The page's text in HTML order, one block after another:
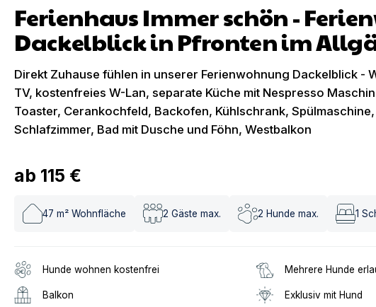
Ferienhaus Immer schön -
Dackelblick in Pfronten im
Direkt Zuhause fühlen in unserer Ferienwohnung Dackelblick -
TV, kostenfreies W-Lan, separate Küche mit Nespresso
Toaster, Cerankochfeld, Backofen, Kühlschrank,
Schlafzimmer, Bad mit Dusche und Föhn, Westbalkon
ab 115 €
47 m² Wohnfläche 2 Gäste max. 2 Hunde max. 1
Hunde wohnen kostenfrei Mehrere Hunde
Balkon Exklusiv mit Hund